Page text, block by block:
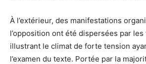
À l’extérieur, des manifestations
l’opposition ont été dispersées par les
illustrant le climat de forte tension
l’examen du texte. Portée par la